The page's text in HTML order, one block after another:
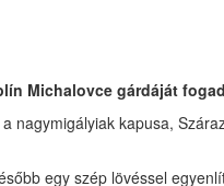
Michalovce gárdáját
kapusa,
egy szép lövéssel